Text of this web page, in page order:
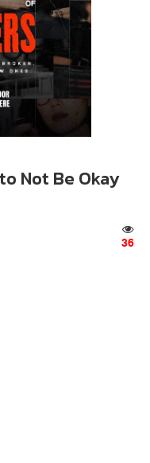
Not Be Okay
36